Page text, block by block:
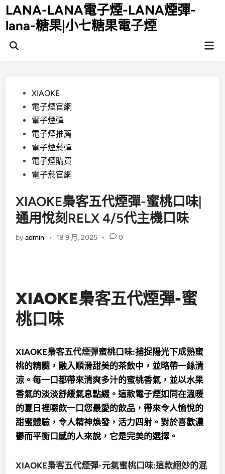
Skip
to
content
LANA-LANA電子煙-LANA煙彈-
lana-糖果|小七糖果電子煙
Open
PostedXIAOKE
電子煙官網
電子煙彈
電子煙推薦
電子煙菸彈
電子煙購買
電子菸官網
XIAOKE梟客五代煙彈-蜜桃口味|
通用悅刻RELX 4/5代主機口味
byadmin • 18 9 月, 2025 • 0
XIAOKE梟客五代煙彈-蜜
桃口味
XIAOKE梟客五代煙彈蜜桃口味:捕捉陽光下成熟蜜
桃的精髓，融入順滑甜美的茶飲中，並略帶一絲清
涼。每一口都帶來清爽多汁的蜜桃香氣，並以水果
香氣的淡淡舒緩氣息點綴。這款電子煙如同在溫暖
的夏日裡啜飲一口您最愛的飲品，帶來令人愉悅的
甜蜜體驗，令人精神煥發，活力四射。對於喜歡濃
鬱而平衡口感的人來說，它是完美的選擇。
XIAOKE梟客五代煙彈-元氣蜜桃口味:這款絕妙的混